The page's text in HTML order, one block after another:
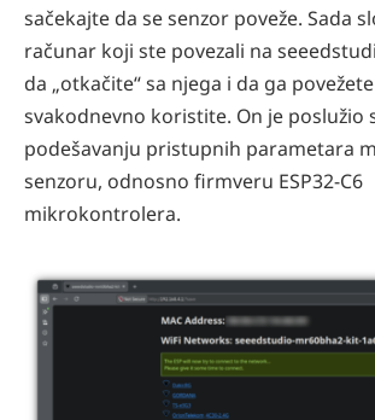
sačekajte da se senzor poveže. Sada
računar koji ste povezali na
da „otkačite“ sa njega i da ga
svakodnevno koristite. On je poslužio
podešavanju pristupnih parametara
senzoru, odnosno firmveru ESP32-C6
mikrokontrolera.